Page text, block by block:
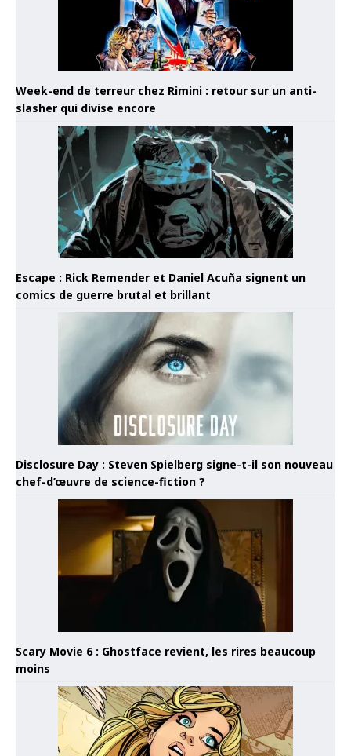
Week-end de terreur chez Rimini : retour sur un anti-
slasher qui divise encore
Escape : Rick Remender et Daniel Acuña signent un
comics de guerre brutal et brillant
Disclosure Day : Steven Spielberg signe-t-il son nouveau
chef-d’œuvre de science-fiction ?
Scary Movie 6 : Ghostface revient, les rires beaucoup
moins